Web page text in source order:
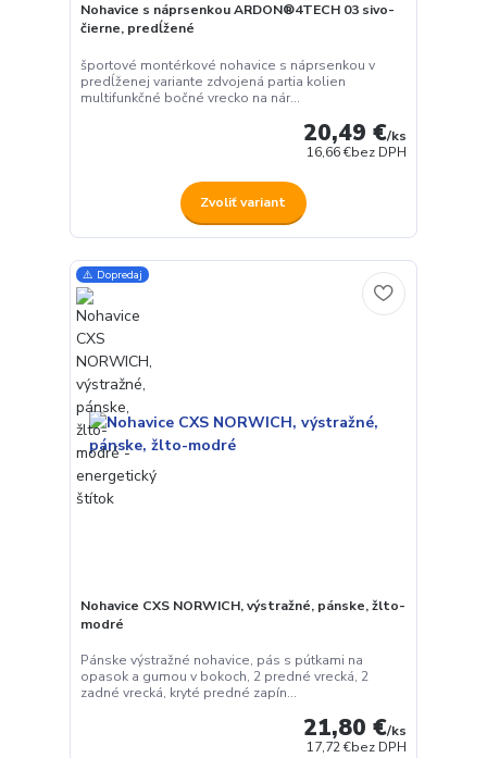
Nohavice s náprsenkou ARDON®4TECH 03 sivo-
čierne, predĺžené
športové montérkové nohavice s náprsenkou v
predĺženej variante zdvojená partia kolien
multifunkčné bočné vrecko na nár...
20,49 €/ks
16,66 €bez DPH
Zvoliť variant
⚠️ Dopredaj
Nohavice CXS NORWICH, výstražné, pánske, žlto-
modré
Pánske výstražné nohavice, pás s pútkami na
opasok a gumou v bokoch, 2 predné vrecká, 2
zadné vrecká, kryté predné zapín...
21,80 €/ks
17,72 €bez DPH